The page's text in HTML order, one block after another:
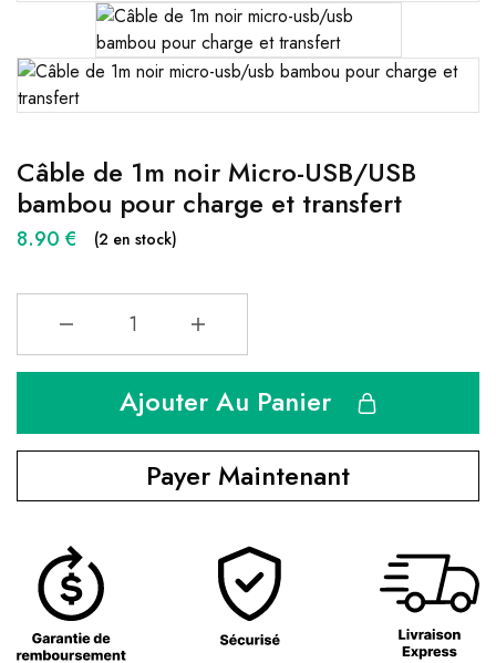
Câble de 1m noir Micro-USB/USB
bambou pour charge et transfert
8.90 € (2 en stock)
Ajouter Au Panier
Payer Maintenant